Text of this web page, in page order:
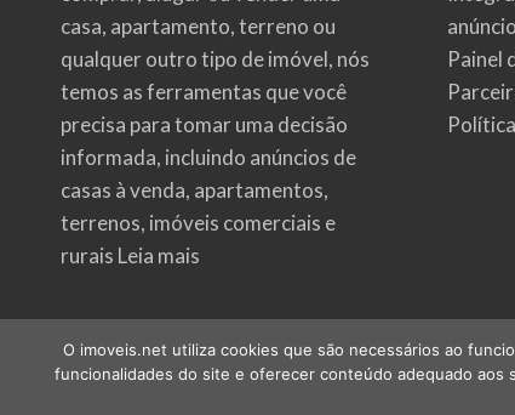
casa, apartamento, terreno ou
qualquer outro tipo de imóvel, nós
temos as ferramentas que você
precisa para tomar uma decisão
informada, incluindo anúncios de
casas à venda, apartamentos,
terrenos, imóveis comerciais e
rurais Leia mais
Painel
O imoveis.net utiliza cookies que são necessários ao
funcionalidades do site e oferecer conteúdo adequado